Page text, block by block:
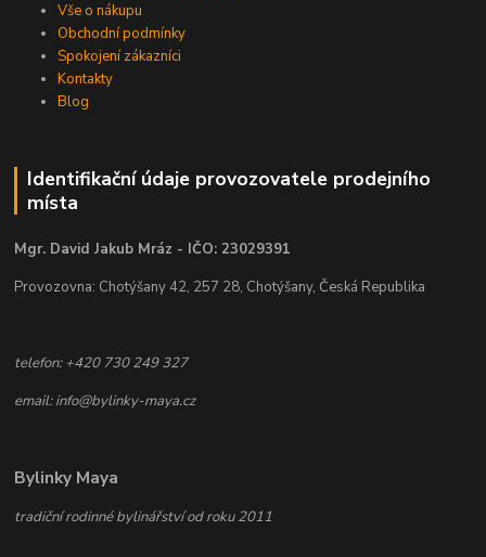
Vše o nákupu
Obchodní podmínky
Spokojení zákazníci
Kontakty
Blog
Identifikační údaje provozovatele prodejního
místa
Mgr. David Jakub Mráz - IČO: 23029391
Provozovna: Chotýšany 42, 257 28, Chotýšany, Česká Republika
telefon: +420 730 249 327
email: info@bylinky-maya.cz
Bylinky Maya
tradiční rodinné bylinářství od roku 2011